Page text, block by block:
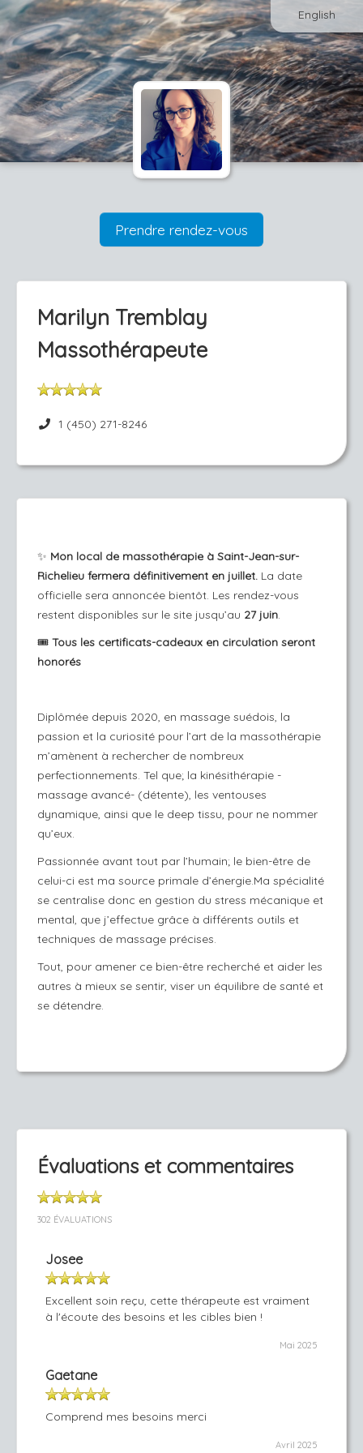
English
Prendre rendez-vous
Marilyn Tremblay
Massothérapeute
1 (450) 271-8246
✨ Mon local de massothérapie à Saint-Jean-sur-
Richelieu fermera définitivement en juillet. La date
officielle sera annoncée bientôt. Les rendez-vous
restent disponibles sur le site jusqu’au 27 juin.
🎟️ Tous les certificats-cadeaux en circulation seront
honorés
Diplômée depuis 2020, en massage suédois, la
passion et la curiosité pour l’art de la massothérapie
m’amènent à rechercher de nombreux
perfectionnements. Tel que; la kinésithérapie -
massage avancé- (détente), les ventouses
dynamique, ainsi que le deep tissu, pour ne nommer
qu’eux.
Passionnée avant tout par l’humain; le bien-être de
celui-ci est ma source primale d’énergie.Ma spécialité
se centralise donc en gestion du stress mécanique et
mental, que j’effectue grâce à différents outils et
techniques de massage précises.
Tout, pour amener ce bien-être recherché et aider les
autres à mieux se sentir, viser un équilibre de santé et
se détendre.
Évaluations et commentaires
302 ÉVALUATIONS
Josee
Excellent soin reçu, cette thérapeute est vraiment
à l'écoute des besoins et les cibles bien !
Mai 2025
Gaetane
Comprend mes besoins merci
Avril 2025